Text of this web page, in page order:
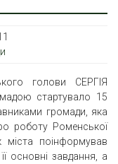
голови СЕРГІЯ
стартувало 15
громади, яка
роботу Роменської
міста поінформував
основні завдання, а